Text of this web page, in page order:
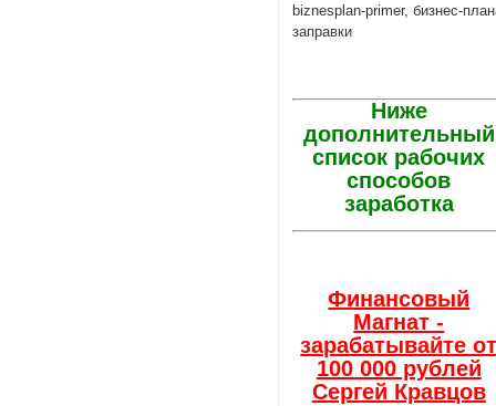
biznesplan-primer, бизнес-
заправки
Ниже
дополнительный
список рабочих
способов
заработка
Финансовый
Магнат -
зарабатывайте
100 000 рублей
Сергей Кравцов